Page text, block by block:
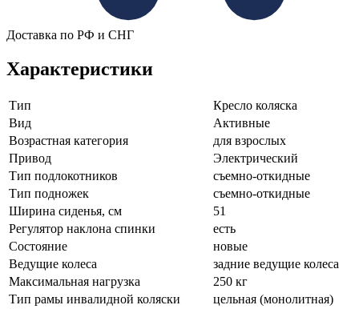
Доставка по РФ и СНГ
Характеристики
Тип
Кресло коляска
Вид
Активные
Возрастная категория
для взрослых
Привод
Электрический
Тип подлокотников
съемно-откидные
Тип подножек
съемно-откидные
Ширина сиденья, см
51
Регулятор наклона спинки
есть
Состояние
новые
Ведущие колеса
задние ведущие колеса
Максимальная нагрузка
250 кг
Тип рамы инвалидной коляски
цельная (монолитная)